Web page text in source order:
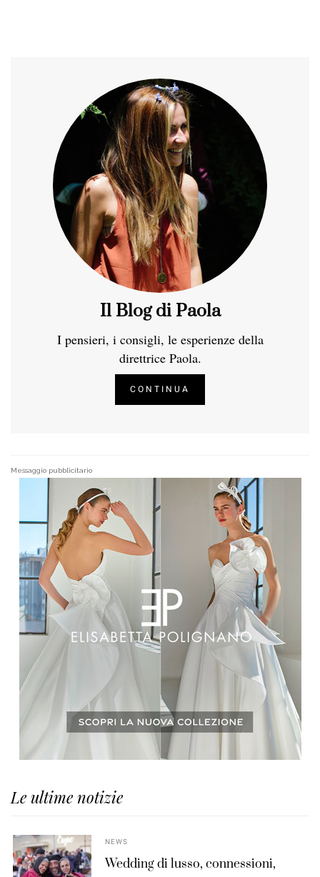
Il Blog di Paola
I pensieri, i consigli, le esperienze della
direttrice Paola.
CONTINUA
Messaggio pubblicitario
Le ultime notizie
NEWS
Wedding di lusso, connessioni,